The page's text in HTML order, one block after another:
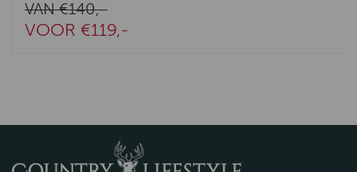
VAN €140,-
VOOR €119,-